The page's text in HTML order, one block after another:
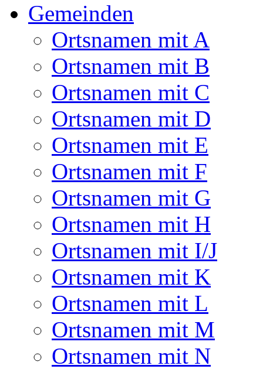
Gemeinden
Ortsnamen mit A
Ortsnamen mit B
Ortsnamen mit C
Ortsnamen mit D
Ortsnamen mit E
Ortsnamen mit F
Ortsnamen mit G
Ortsnamen mit H
Ortsnamen mit I/J
Ortsnamen mit K
Ortsnamen mit L
Ortsnamen mit M
Ortsnamen mit N